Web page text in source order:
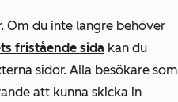
Om du inte längre behöver
fristående sida kan du
sidor. Alla besökare som
att kunna skicka in